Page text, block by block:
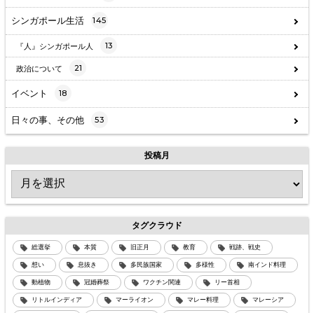
シンガポール生活 145
『人』シンガポール人 13
政治について 21
イベント 18
日々の事、その他 53
投稿月
タグクラウド
総選挙 本質 旧正月 教育 戦跡、戦史
想い 息抜き 多民族国家 多様性 南インド料理
動植物 冠婚葬祭 ワクチン関連 リー首相
リトルインディア マーライオン マレー料理 マレーシア